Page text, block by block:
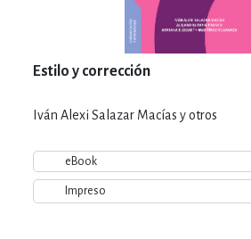
Estilo y corrección
Iván Alexi Salazar Macías y otros
eBook
Impreso